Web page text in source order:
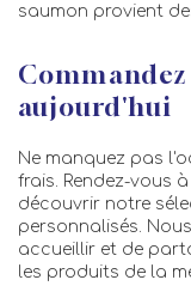
saumon provient
aujourd'hui
Ne manquez pas
frais. Rendez-vous
découvrir notre
personnalisés.
accueillir et de
les produits de la